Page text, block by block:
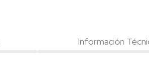
Información